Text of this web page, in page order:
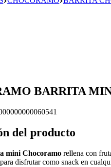
BARRITA
del producto
mini Chocoramo rellena con
disfrutar como snack en